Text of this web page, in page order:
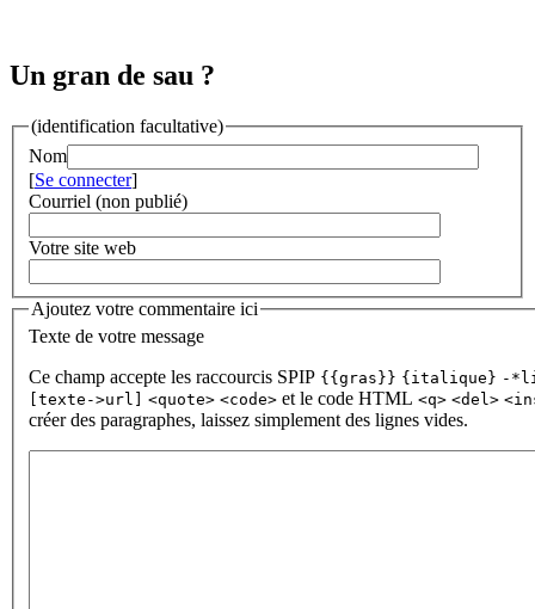
Un gran de sau ?
(identification facultative)
Nom
[Se connecter]
Courriel (non publié)
Votre site web
Ajoutez votre commentaire ici
Texte de votre message
Ce champ accepte les raccourcis SPIP {{gras}} {italique} -
[texte->url]
<quote> <code> et le code HTML <q> <del>
créer des paragraphes, laissez simplement des lignes vides.